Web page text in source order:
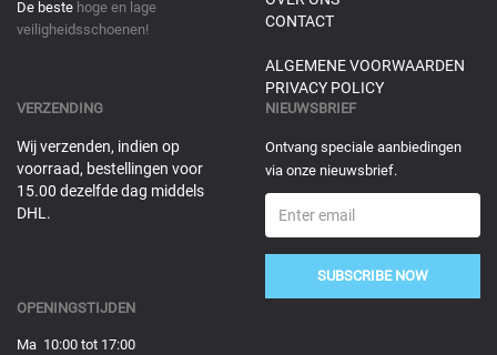
De beste hoge en lage
veiligheidsschoenen!
CONTACT
ALGEMENE VOORWAARDEN
PRIVACY POLICY
VERZENDING
Wij verzenden, indien op
voorraad, bestellingen voor
15.00 dezelfde dag middels
DHL.
NIEUWSBRIEF
Ontvang speciale aanbiedingen
via onze nieuwsbrief.
SUBSCRIBE NOW
OPENINGSTIJDEN
Ma 10:00 tot 17:00